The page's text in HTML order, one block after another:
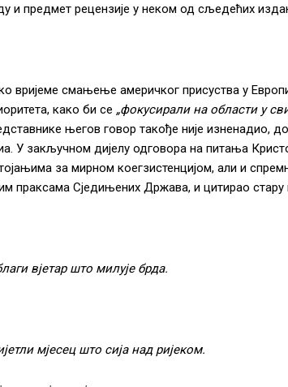
и предмет рецензије у неком од сљедећих
вријеме смањење америчког присуства у
како би се „фокусирали на области у
његов говор такође није изненадио,
У закључном дијелу одговора на питања
за мирном коегзистенцијом, али и
праксама Сједињених Држава, и цитирао стару
вјетар што милује брда.
мјесец што сија над ријеком.